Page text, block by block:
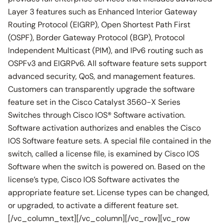
Layer 3 features such as Enhanced Interior Gateway
Routing Protocol (EIGRP), Open Shortest Path First
(OSPF), Border Gateway Protocol (BGP), Protocol
Independent Multicast (PIM), and IPv6 routing such as
OSPFv3 and EIGRPv6. All software feature sets support
advanced security, QoS, and management features.
Customers can transparently upgrade the software
feature set in the Cisco Catalyst 3560-X Series
Switches through Cisco IOS® Software activation.
Software activation authorizes and enables the Cisco
IOS Software feature sets. A special file contained in the
switch, called a license file, is examined by Cisco IOS
Software when the switch is powered on. Based on the
license’s type, Cisco IOS Software activates the
appropriate feature set. License types can be changed,
or upgraded, to activate a different feature set.
[/vc_column_text][/vc_column][/vc_row][vc_row